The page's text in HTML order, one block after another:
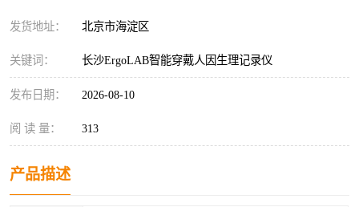
发货地址： 北京市海淀区
关键词： 长沙ErgoLAB智能穿戴人因生理记录仪
发布日期： 2026-08-10
阅 读 量： 313
产品描述